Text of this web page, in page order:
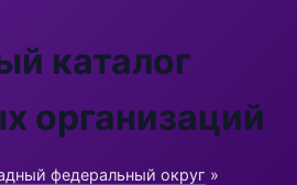
каталог
организаций
федеральный округ »